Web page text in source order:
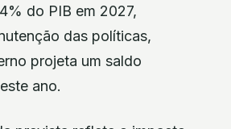
do PIB em 2027,
das políticas,
projeta um saldo
ano.